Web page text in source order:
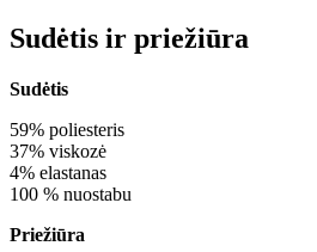
Sudėtis ir priežiūra
Sudėtis
59% poliesteris
37% viskozė
4% elastanas
100 % nuostabu
Priežiūra